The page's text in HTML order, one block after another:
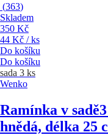
(363)
Skladem
350 Kč
44 Kč / ks
Do košíku
Do košíku
sada 3 ks
Wenko
Ramínka v sadě
hnědá, délka 25